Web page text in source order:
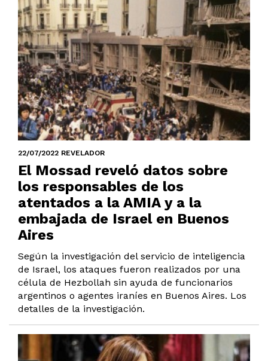
22/07/2022 REVELADOR
El Mossad reveló datos sobre
los responsables de los
atentados a la AMIA y a la
embajada de Israel en Buenos
Aires
Según la investigación del servicio de inteligencia
de Israel, los ataques fueron realizados por una
célula de Hezbollah sin ayuda de funcionarios
argentinos o agentes iraníes en Buenos Aires. Los
detalles de la investigación.